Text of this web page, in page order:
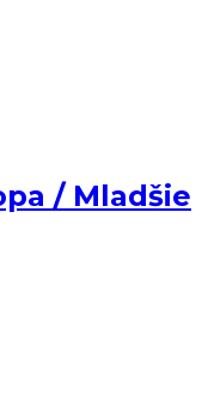
/ Mladšie